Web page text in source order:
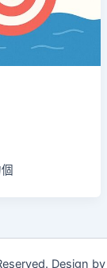
Design by